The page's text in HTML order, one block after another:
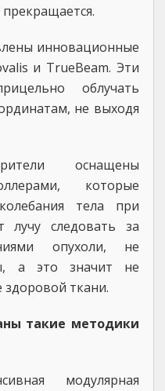
инновационные
и TrueBeam. Эти
облучать
не выходя
оснащены
которые
тела при
лучу следовать за
опухоли, не
а это значит не
ткани.
такие методики
модулярная